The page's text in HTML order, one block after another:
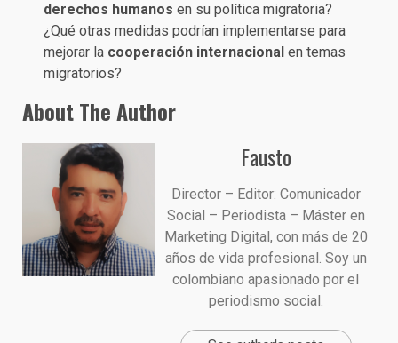
derechos humanos en su política migratoria?
¿Qué otras medidas podrían implementarse para
mejorar la cooperación internacional en temas
migratorios?
About The Author
Fausto
Director – Editor: Comunicador
Social – Periodista – Máster en
Marketing Digital, con más de 20
años de vida profesional. Soy un
colombiano apasionado por el
periodismo social.